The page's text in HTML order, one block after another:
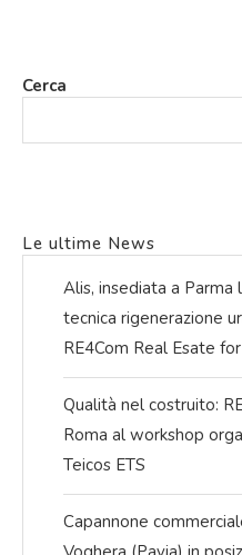
Cerca
Le ultime News
Alis, insediata a Parma
tecnica rigenerazione
RE4Com Real Esate
Qualità nel costruito:
Roma al workshop
Teicos ETS
Capannone